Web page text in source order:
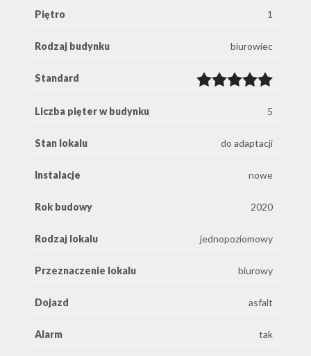
Piętro 1
Rodzaj budynku biurowiec
Standard
Liczba pięter w budynku 5
Stan lokalu do adaptacji
Instalacje nowe
Rok budowy 2020
Rodzaj lokalu jednopoziomowy
Przeznaczenie lokalu biurowy
Dojazd asfalt
Alarm tak